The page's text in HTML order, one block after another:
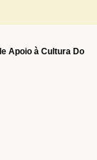
Apoio à Cultura Do